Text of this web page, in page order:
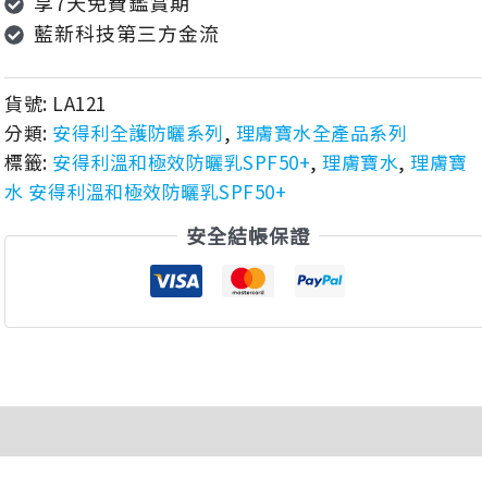
藍新科技第三方金流
貨號: LA121
分類: 安得利全護防曬系列, 理膚寶水全產品系列
標籤: 安得利溫和極效防曬乳SPF50+,理膚寶水,理膚寶
水 安得利溫和極效防曬乳SPF50+
安全結帳保證